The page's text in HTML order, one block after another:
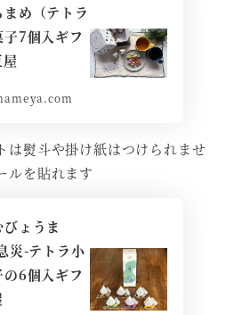
め（テトラ
7個入ギフ
は熨斗や掛け紙はつけられませ
ルを貼れます
ょうま
災-テトラ小
6個入ギフ